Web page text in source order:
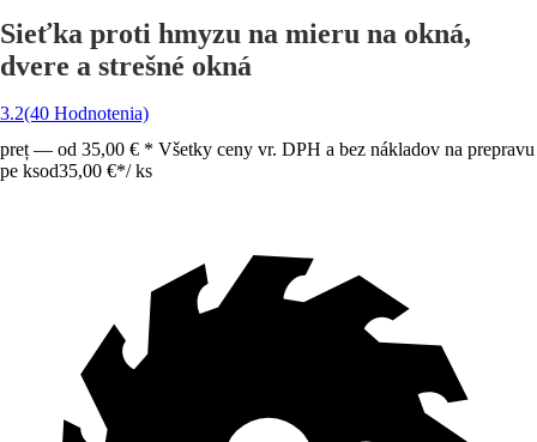
Sieťka proti hmyzu na mieru na okná,
dvere a strešné okná
3.2(40 Hodnotenia)
preț — od 35,00 € * Všetky ceny vr. DPH a bez nákladov na prepravu
pe ksod35,00 €*/ ks